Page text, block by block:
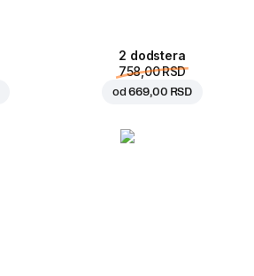
2 dodstera
758,00 RSD
od669,00 RSD